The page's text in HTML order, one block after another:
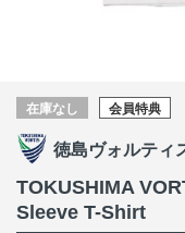
在庫なし 会員特典
徳島ヴォルティ
TOKUSHIMA
Sleeve T-Shirt